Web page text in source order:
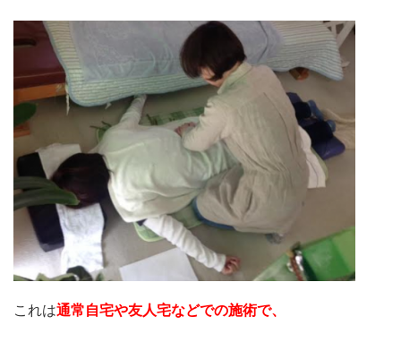
これは通常自宅や友人宅などでの施術で、